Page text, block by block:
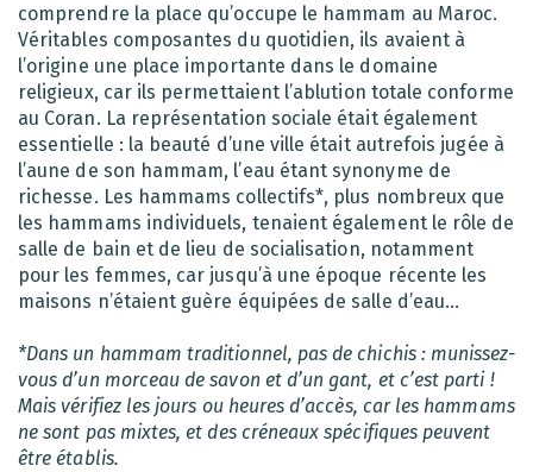
comprendre la place qu’occupe le hammam au Maroc.
Véritables composantes du quotidien, ils avaient à
l’origine une place importante dans le domaine
religieux, car ils permettaient l’ablution totale conforme
au Coran. La représentation sociale était également
essentielle : la beauté d’une ville était autrefois jugée à
l’aune de son hammam, l’eau étant synonyme de
richesse. Les hammams collectifs*, plus nombreux que
les hammams individuels, tenaient également le rôle de
salle de bain et de lieu de socialisation, notamment
pour les femmes, car jusqu’à une époque récente les
maisons n’étaient guère équipées de salle d’eau…
*Dans un hammam traditionnel, pas de chichis : munissez-
vous d’un morceau de savon et d’un gant, et c’est parti !
Mais vérifiez les jours ou heures d’accès, car les hammams
ne sont pas mixtes, et des créneaux spécifiques peuvent
être établis.